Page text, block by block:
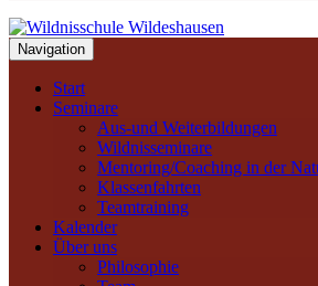
Navigation
Start
Seminare
Aus-und Weiterbildungen
Wildnisseminare
Mentoring/Coaching in der
Klassenfahrten
Teamtraining
Kalender
Über uns
Philosophie